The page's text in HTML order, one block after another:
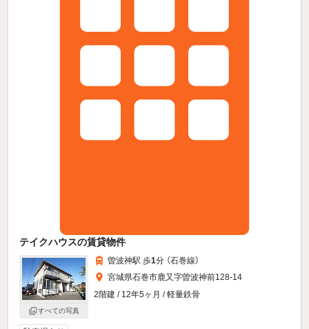
テイクハウスの賃貸物件
すべての写真
曽波神駅 歩1分 （石巻線）
宮城県石巻市鹿又字曽波神前128-14
2階建 / 12年5ヶ月 / 軽量鉄骨